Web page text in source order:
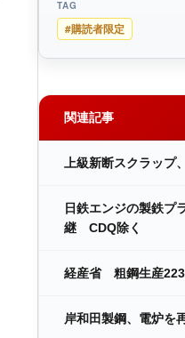
TAG
#購読者限定
関連記事
上級新断スクラップ
日鉄エンジの製鉄
継 CDQ除く
経産省 粗鋼生産
岸和田製鋼、電炉